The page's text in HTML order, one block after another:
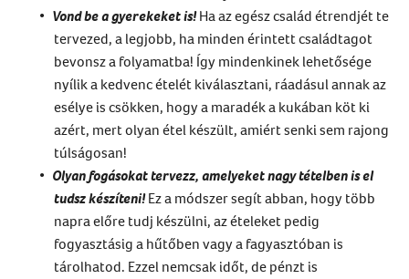
Vond be a gyerekeket is!Ha az egész család étrendjét te
tervezed, a legjobb, ha minden érintett családtagot
bevonsz a folyamatba! Így mindenkinek lehetősége
nyílik a kedvenc ételét kiválasztani, ráadásul annak az
esélye is csökken, hogy a maradék a kukában köt ki
azért, mert olyan étel készült, amiért senki sem rajong
túlságosan!
Olyan fogásokat tervezz, amelyeket nagy tételben is el
tudsz készíteni!Ez a módszer segít abban, hogy több
napra előre tudj készülni, az ételeket pedig
fogyasztásig a hűtőben vagy a fagyasztóban is
tárolhatod. Ezzel nemcsak időt, de pénzt is